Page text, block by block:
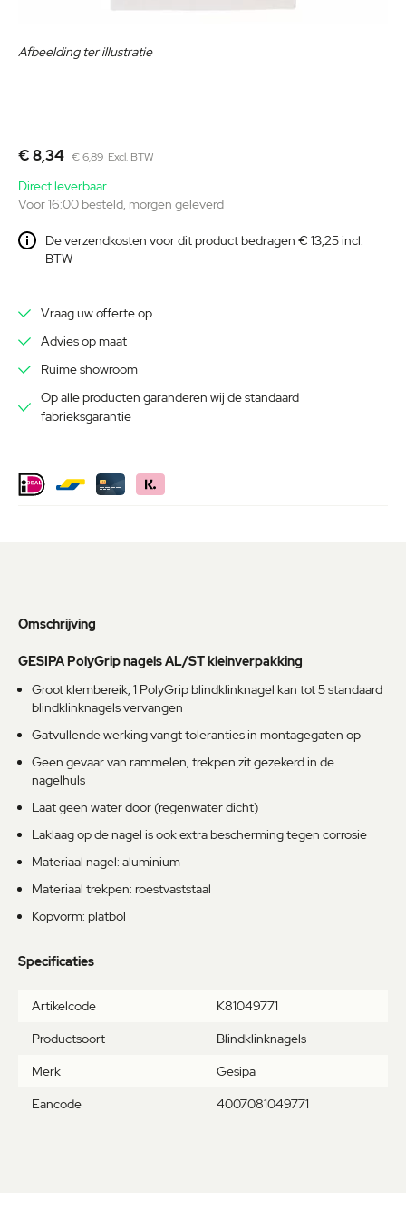
Afbeelding ter illustratie
€ 8,34 € 6,89
Direct leverbaar
Voor 16:00 besteld, morgen geleverd
De verzendkosten voor dit product bedragen € 13,25 incl.
BTW
Vraag uw offerte op
Advies op maat
Ruime showroom
Op alle producten garanderen wij de standaard
fabrieksgarantie
naar
afbeeldingen-
Omschrijving
GESIPA PolyGrip nagels AL/ST kleinverpakking
Groot klembereik, 1 PolyGrip blindklinknagel kan tot 5 standaard
blindklinknagels vervangen
Gatvullende werking vangt toleranties in montagegaten op
Geen gevaar van rammelen, trekpen zit gezekerd in de
nagelhuls
Laat geen water door (regenwater dicht)
Laklaag op de nagel is ook extra bescherming tegen corrosie
Materiaal nagel: aluminium
Materiaal trekpen: roestvaststaal
Kopvorm: platbol
Specificaties
Meer
Artikelcode
K81049771
Productsoort
Blindklinknagels
Merk
Gesipa
Eancode
4007081049771